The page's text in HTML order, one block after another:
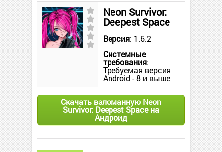
Neon Survivor:
Deepest Space
Версия: 1.6.2
Системные
требования:
Требуемая версия
Android - 8 и выше
Скачать взломанную Neon
Survivor: Deepest Space на
Андроид